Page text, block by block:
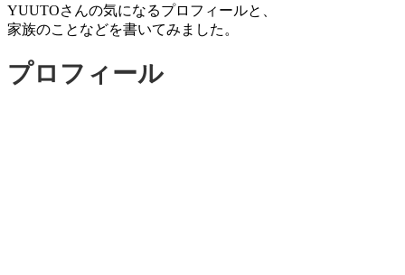
YUUTOさんの気になるプロフィールと、
家族のことなどを書いてみました。
プロフィール